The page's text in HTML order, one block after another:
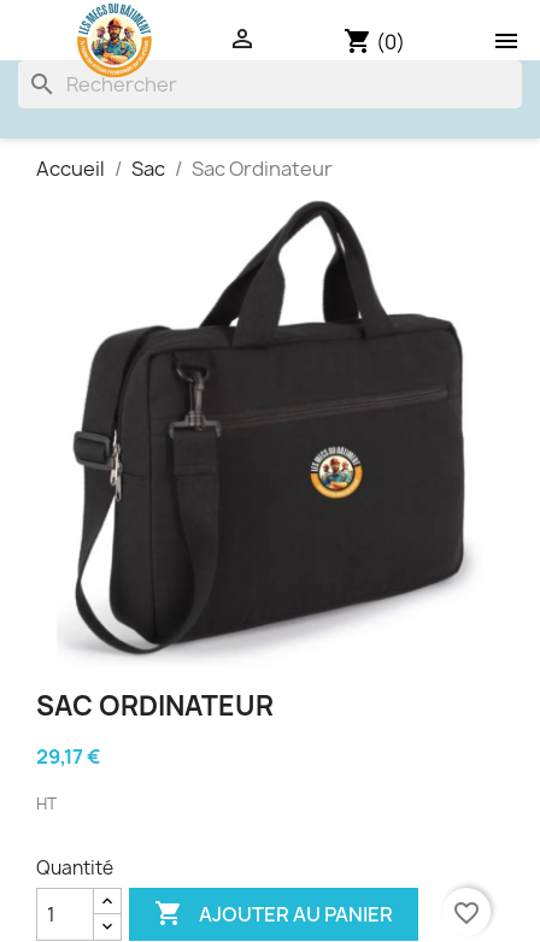

shopping_cart (0)

search
Accueil Sac Sac Ordinateur
SAC ORDINATEUR
29,17 €
HT
Quantité
 AJOUTER AU PANIER favorite_border